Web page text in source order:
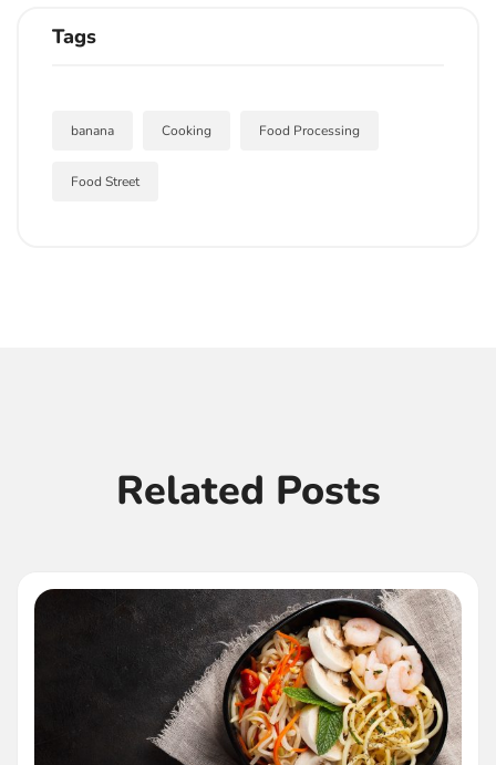
Tags
banana Cooking Food Processing
Food Street
Related Posts